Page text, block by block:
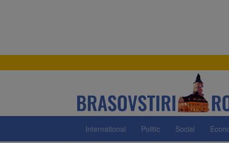
International Politic Social